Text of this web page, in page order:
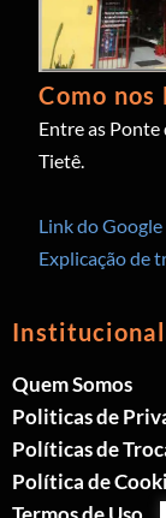
Como nos
Entre as Ponte
Tietê.
Link do
Explicação de
Institucional
Quem Somos
Politicas de
Políticas de
Política de